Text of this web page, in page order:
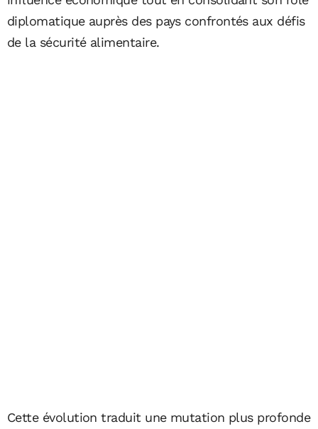
diplomatique auprès des pays confrontés aux défis
de la sécurité alimentaire.
Cette évolution traduit une mutation plus profonde